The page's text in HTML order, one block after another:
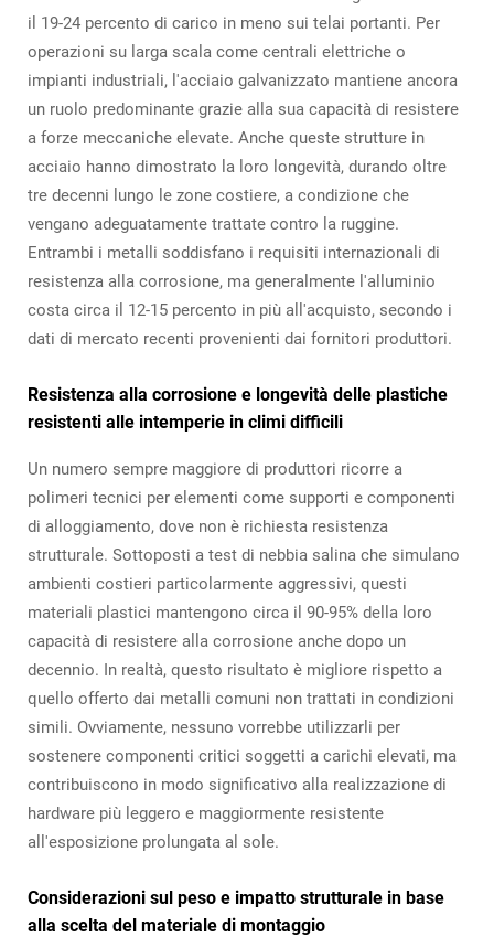
il 19-24 percento di carico in meno sui telai portanti. Per
operazioni su larga scala come centrali elettriche o
impianti industriali, l'acciaio galvanizzato mantiene ancora
un ruolo predominante grazie alla sua capacità di resistere
a forze meccaniche elevate. Anche queste strutture in
acciaio hanno dimostrato la loro longevità, durando oltre
tre decenni lungo le zone costiere, a condizione che
vengano adeguatamente trattate contro la ruggine.
Entrambi i metalli soddisfano i requisiti internazionali di
resistenza alla corrosione, ma generalmente l'alluminio
costa circa il 12-15 percento in più all'acquisto, secondo i
dati di mercato recenti provenienti dai fornitori produttori.
Resistenza alla corrosione e longevità delle plastiche
resistenti alle intemperie in climi difficili
Un numero sempre maggiore di produttori ricorre a
polimeri tecnici per elementi come supporti e componenti
di alloggiamento, dove non è richiesta resistenza
strutturale. Sottoposti a test di nebbia salina che simulano
ambienti costieri particolarmente aggressivi, questi
materiali plastici mantengono circa il 90-95% della loro
capacità di resistere alla corrosione anche dopo un
decennio. In realtà, questo risultato è migliore rispetto a
quello offerto dai metalli comuni non trattati in condizioni
simili. Ovviamente, nessuno vorrebbe utilizzarli per
sostenere componenti critici soggetti a carichi elevati, ma
contribuiscono in modo significativo alla realizzazione di
hardware più leggero e maggiormente resistente
all'esposizione prolungata al sole.
Considerazioni sul peso e impatto strutturale in base
alla scelta del materiale di montaggio